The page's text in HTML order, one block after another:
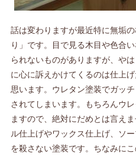
話は変わりますが最近特に無垢
り」です。目で見る木目や色合
られないものがありますが、や
に心に訴えかけてくるのは仕上
思います。ウレタン塗装でガッ
されてしまいます。もちろんウ
ますので、絶対にだめとは言え
ル仕上げやワックス仕上げ、ソ
を殺さない塗装です。ちなみに